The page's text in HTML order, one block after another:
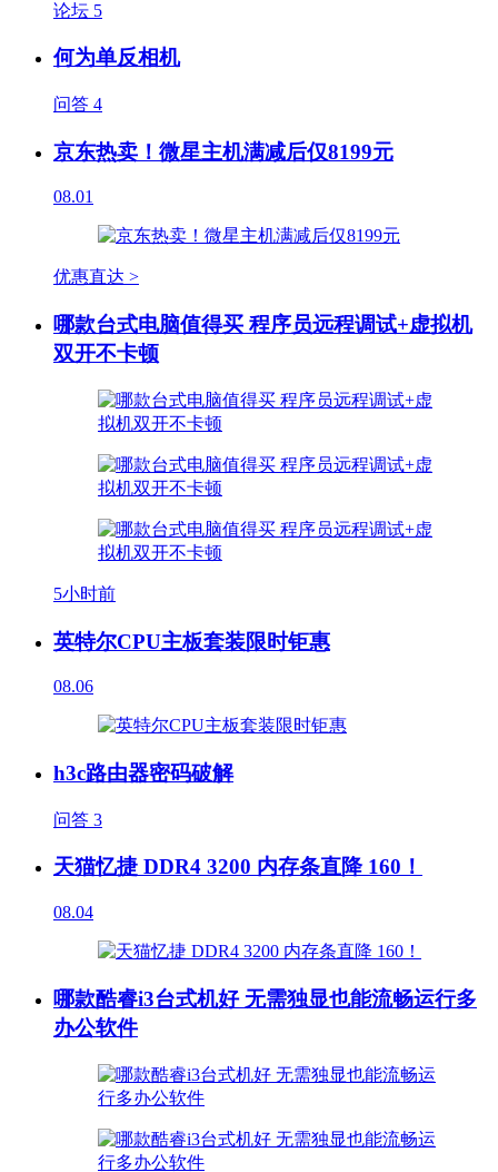
论坛 5
何为单反相机
问答 4
京东热卖！微星主机满减后仅8199元
08.01
优惠直达 >
哪款台式电脑值得买 程序员远程调试+虚拟机
双开不卡顿
5小时前
英特尔CPU主板套装限时钜惠
08.06
h3c路由器密码破解
问答 3
天猫忆捷 DDR4 3200 内存条直降 160！
08.04
哪款酷睿i3台式机好 无需独显也能流畅运行多
办公软件